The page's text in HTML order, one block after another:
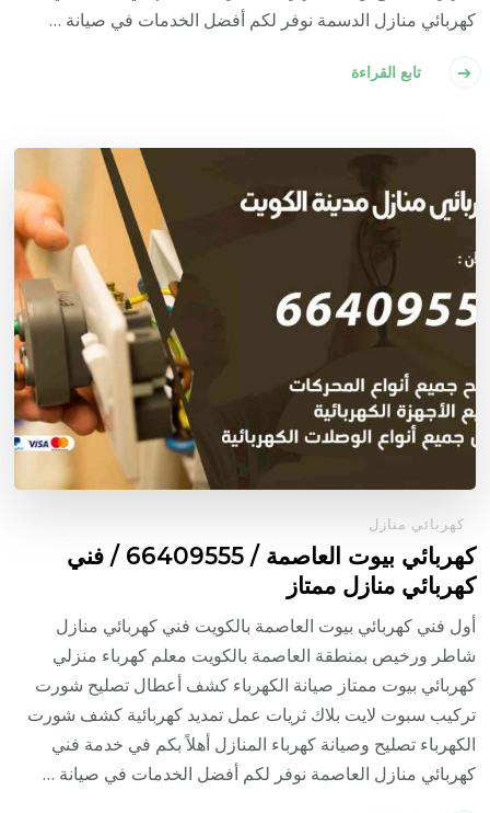
كهربائي منازل الدسمة نوفر لكم أفضل الخدمات في صيانة …
تابع القراءة
كهربائي منازل
كهربائي بيوت العاصمة / 66409555 / فني
كهربائي منازل ممتاز
أول فني كهربائي بيوت العاصمة بالكويت فني كهربائي منازل
شاطر ورخيص بمنطقة العاصمة بالكويت معلم كهرباء منزلي
كهربائي بيوت ممتاز صيانة الكهرباء كشف أعطال تصليح شورت
تركيب سبوت لايت بلاك ثريات عمل تمديد كهربائية كشف شورت
الكهرباء تصليح وصيانة كهرباء المنازل أهلاً بكم في خدمة فني
كهربائي منازل العاصمة نوفر لكم أفضل الخدمات في صيانة …